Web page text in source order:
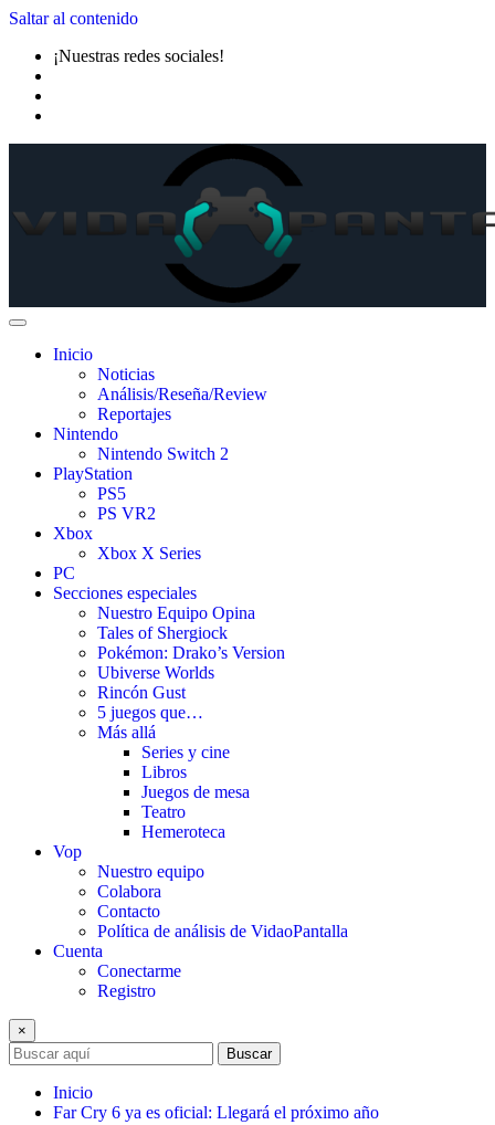
Saltar al contenido
¡Nuestras redes sociales!
Inicio
Noticias
Análisis/Reseña/Review
Reportajes
Nintendo
Nintendo Switch 2
PlayStation
PS5
PS VR2
Xbox
Xbox X Series
PC
Secciones especiales
Nuestro Equipo Opina
Tales of Shergiock
Pokémon: Drako’s Version
Ubiverse Worlds
Rincón Gust
5 juegos que…
Más allá
Series y cine
Libros
Juegos de mesa
Teatro
Hemeroteca
Vop
Nuestro equipo
Colabora
Contacto
Política de análisis de VidaoPantalla
Cuenta
Conectarme
Registro
×
Buscar
Inicio
Far Cry 6 ya es oficial: Llegará el próximo año